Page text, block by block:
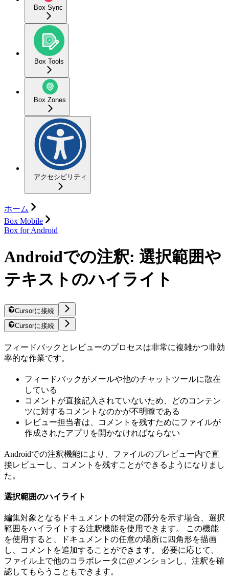
Box Sync
Box Tools
Box Zones
アクセシビリティ
ホーム
Box Mobile
Box for Android
Androidでの注釈: 選択範囲や
テキストのハイライト
Cursorに接続
Cursorに接続
フィードバックとレビューのプロセスは非常に複雑かつ非効
率的な作業です。
フィードバックがメールや他のチャットツールに散在
している
コメントが直接記入されていないため、どのコンテン
ツに対するコメントなのかが不明瞭である
レビュー担当者は、コメントを残すためにファイルが
作成されたアプリを開かなければならない
Androidでの注釈機能により、ファイルのプレビュー内で直
接レビューし、コメントを残すことができるようになりまし
た。
選択範囲のハイライト
編集対象となるドキュメントの特定の部分を示す場合、選択
範囲をハイライトする注釈機能を使用できます。 この機能
を使用すると、ドキュメントの任意の場所に四角形を描画
し、コメントを追加することができます。 必要に応じて、
ファイル上で他のコラボレータに@メンションし、注釈を確
認してもらうこともできます。